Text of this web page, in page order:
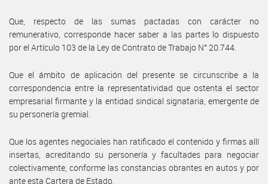
Que, respecto de las sumas pactadas con carácter no
remunerativo, corresponde hacer saber a las partes lo dispuesto
por el Artículo 103 de la Ley de Contrato de Trabajo N° 20.744.
Que el ámbito de aplicación del presente se circunscribe a la
correspondencia entre la representatividad que ostenta el sector
empresarial firmante y la entidad sindical signataria, emergente de
su personería gremial.
Que los agentes negociales han ratificado el contenido y firmas allí
insertas, acreditando su personería y facultades para negociar
colectivamente, conforme las constancias obrantes en autos y por
ante esta Cartera de Estado.